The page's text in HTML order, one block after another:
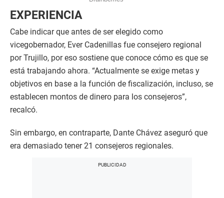
EXPERIENCIA
Cabe indicar que antes de ser elegido como
vicegobernador, Ever Cadenillas fue consejero regional
por Trujillo, por eso sostiene que conoce cómo es que se
está trabajando ahora. “Actualmente se exige metas y
objetivos en base a la función de fiscalización, incluso, se
establecen montos de dinero para los consejeros”,
recalcó.
Sin embargo, en contraparte, Dante Chávez aseguró que
era demasiado tener 21 consejeros regionales.